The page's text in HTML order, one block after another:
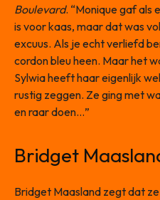
Boulevard. “Monique gaf als
is voor kaas, maar dat was
excuus. Als je echt verliefd
cordon bleu heen. Maar het
Sylwia heeft haar eigenlijk
rustig zeggen. Ze ging met
en raar doen…”
Bridget
Bridget Maasland zegt dat